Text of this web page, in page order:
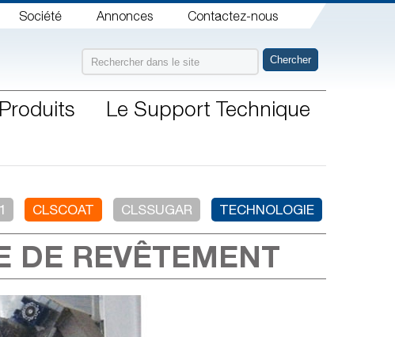
Société Annonces Contactez-nous
Produits Le Support Technique
CLSCOAT CLSSUGAR TECHNOLOGIE
DE REVÊTEMENT